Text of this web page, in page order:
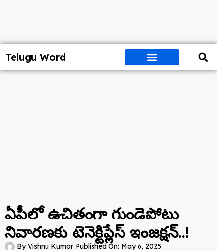
Telugu Word
ఏపీలో ఉచితంగా గుండెపోటు
నివారణకు టెనెక్టిప్లేస్ ఇంజక్షన్..!
ByVishnu Kumar Published On: May 6, 2025